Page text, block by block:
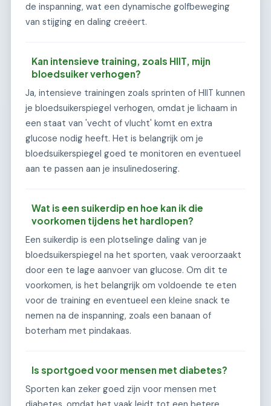
de inspanning, wat een dynamische golfbeweging
van stijging en daling creëert.
Kan intensieve training, zoals HIIT, mijn
bloedsuiker verhogen?
Ja, intensieve trainingen zoals sprinten of HIIT kunnen
je bloedsuikerspiegel verhogen, omdat je lichaam in
een staat van 'vecht of vlucht' komt en extra
glucose nodig heeft. Het is belangrijk om je
bloedsuikerspiegel goed te monitoren en eventueel
aan te passen aan je insulinedosering.
Wat is een suikerdip en hoe kan ik die
voorkomen tijdens het hardlopen?
Een suikerdip is een plotselinge daling van je
bloedsuikerspiegel na het sporten, vaak veroorzaakt
door een te lage aanvoer van glucose. Om dit te
voorkomen, is het belangrijk om voldoende te eten
voor de training en eventueel een kleine snack te
nemen na de inspanning, zoals een banaan of
boterham met pindakaas.
Is sportgoed voor mensen met diabetes?
Sporten kan zeker goed zijn voor mensen met